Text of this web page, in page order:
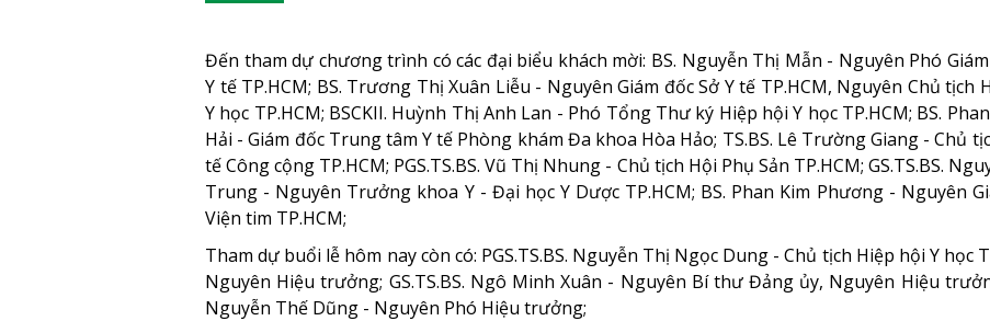
Đến tham dự chương trình có các đại biểu khách mời: BS. Nguyễn Thị Mẫn - Nguyên Phó
Y tế TP.HCM; BS. Trương Thị Xuân Liễu - Nguyên Giám đốc Sở Y tế TP.HCM, Nguyên Chủ tịch
Y học TP.HCM; BSCKII. Huỳnh Thị Anh Lan - Phó Tổng Thư ký Hiệp hội Y học TP.HCM; BS.
Hải - Giám đốc Trung tâm Y tế Phòng khám Đa khoa Hòa Hảo; TS.BS. Lê Trường Giang - Chủ
tế Công cộng TP.HCM; PGS.TS.BS. Vũ Thị Nhung - Chủ tịch Hội Phụ Sản TP.HCM; GS.TS.BS.
Trung - Nguyên Trưởng khoa Y - Đại học Y Dược TP.HCM; BS. Phan Kim Phương - Nguyên
Viện tim TP.HCM;
Tham dự buổi lễ hôm nay còn có: PGS.TS.BS. Nguyễn Thị Ngọc Dung - Chủ tịch Hiệp hội Y học
Nguyên Hiệu trưởng; GS.TS.BS. Ngô Minh Xuân - Nguyên Bí thư Đảng ủy, Nguyên Hiệu
Nguyễn Thế Dũng - Nguyên Phó Hiệu trưởng;